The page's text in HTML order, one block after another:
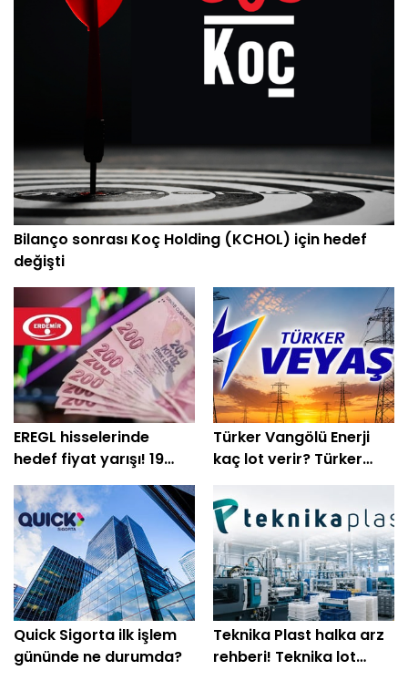
Bilanço sonrası Koç Holding (KCHOL) için hedef
değişti
EREGL hisselerinde
hedef fiyat yarışı! 19
kurum beklentisini
açıkladı
Türker Vangölü Enerji
kaç lot verir? Türker
Vangölü Enerji halka arz
oluyor
Quick Sigorta ilk işlem
gününde ne durumda?
Teknika Plast halka arz
rehberi! Teknika lot